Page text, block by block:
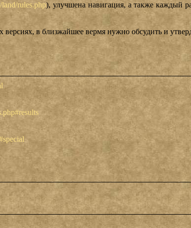
land/rules.php), улучшена навигация, а также каждый
в близжайшее вермя нужно обсудить и